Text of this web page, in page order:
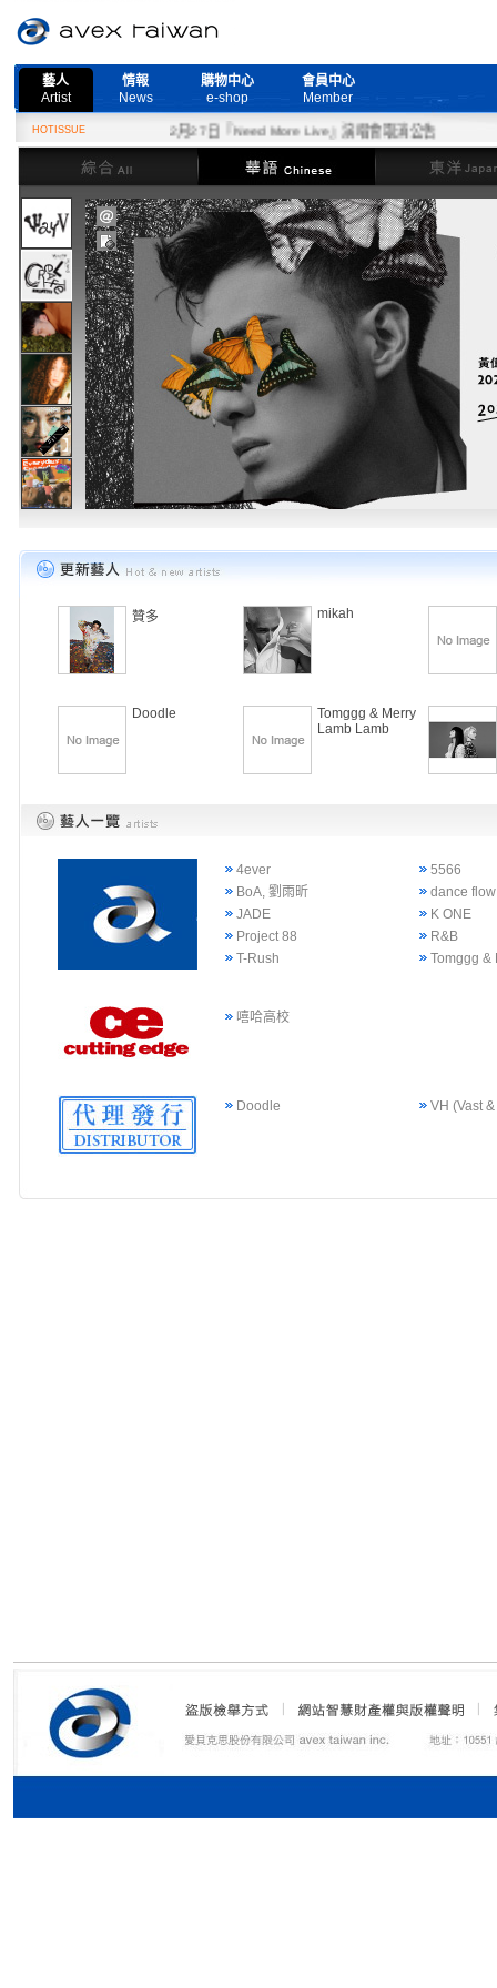
藝人
Artist
情報
News
購物中心
e-shop
會員中心
Member
HOTISSUE
2月27日『Need More Live』演唱會取消公告
綜合
華語 東洋
贊多 mikah
Doodle
Tomggg & Merry
Lamb Lamb
4ever
5566
BoA, 劉雨昕
dance flow
JADE
K ONE
Project 88
R&B
T-Rush
Tomggg &
嘻哈高校
Doodle VH (Vast